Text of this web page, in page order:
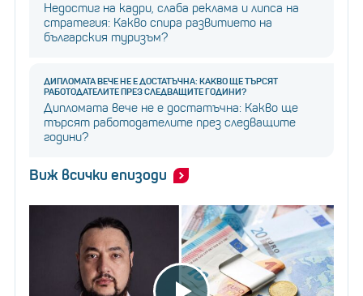
Недостиг на кадри, слаба реклама и липса на
стратегия: Какво спира развитието на
българския туризъм?
ДИПЛОМАТА ВЕЧЕ НЕ Е ДОСТАТЪЧНА: КАКВО ЩЕ ТЪРСЯТ
РАБОТОДАТЕЛИТЕ ПРЕЗ СЛЕДВАЩИТЕ ГОДИНИ?
Дипломата вече не е достатъчна: Какво ще
търсят работодателите през следващите
години?
Виж всички епизоди